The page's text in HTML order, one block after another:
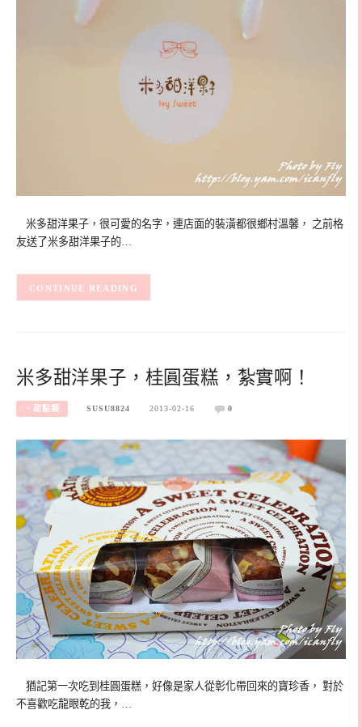
米多甜洋果子，很可愛的名字，連店面的裝潢都很鄉村溫馨， 之前格
友送了米多甜洋果子的…
CONTINUE READING
米多甜洋果子，桂圓蛋糕，紮實啊！
‧甜點類 SUSU8824 2013-02-16 0
猶記第一次吃到桂圓蛋糕，好像是家人從彰化帶回來的寶珍香， 對於
不喜歡吃龍眼乾的我，…